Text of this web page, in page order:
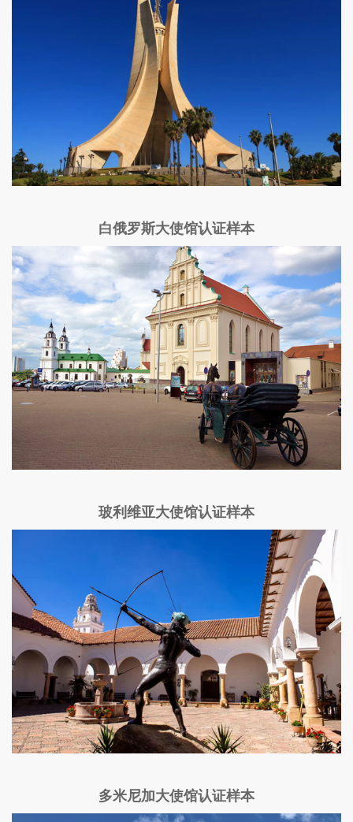
白俄罗斯大使馆认证样本
玻利维亚大使馆认证样本
多米尼加大使馆认证样本